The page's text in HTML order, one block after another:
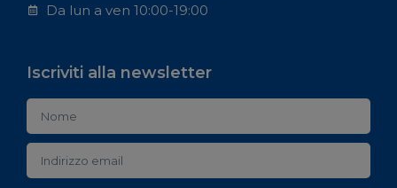
Da lun a ven 10:00-19:00
Iscriviti alla newsletter